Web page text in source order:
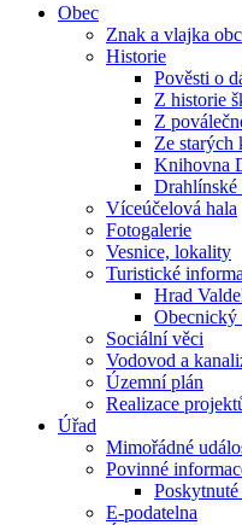
Obec
Znak a vlajka
Historie
Pověsti o
Z historie
Z
Ze starých
Knihovna
Drahlínské
Víceúčelová hala
Fotogalerie
Vesnice, lokality
Turistické
Hrad
Obecnický
Sociální věci
Vodovod a
Územní plán
Realizace
Úřad
Mimořádné
Povinné
E-podatelna